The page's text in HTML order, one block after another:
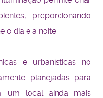
proporcionando
o dia e a noite.
e urbanísticas no
planejadas para
um local ainda mais